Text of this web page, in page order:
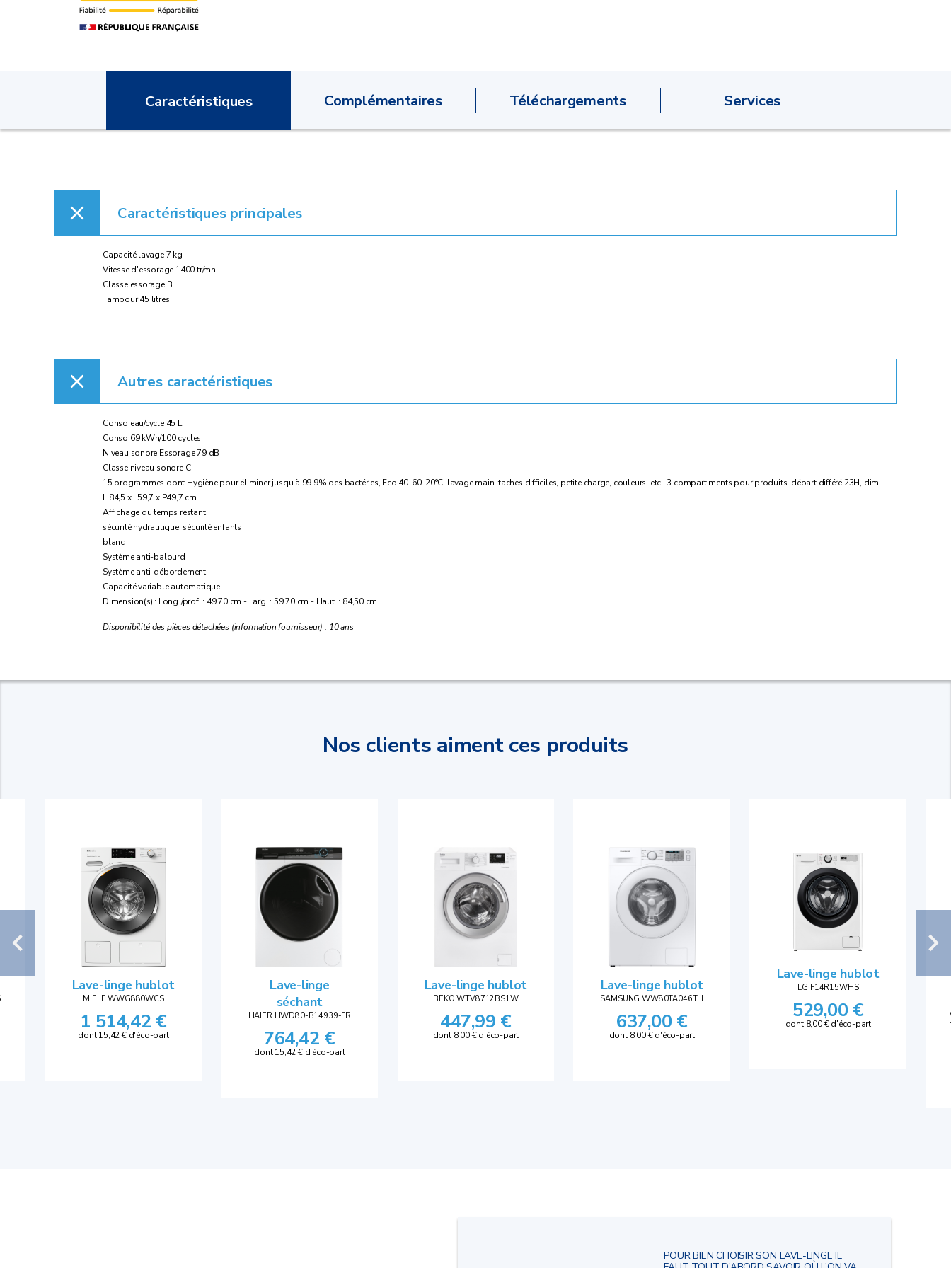
Caractéristiques Complémentaires Téléchargements Services
Caractéristiques principales
Capacité lavage 7 kg
Vitesse d'essorage 1400 tr/mn
Classe essorage B
Tambour 45 litres
Autres caractéristiques
Conso eau/cycle 45 L
Conso 69 kWh/100 cycles
Niveau sonore Essorage 79 dB
Classe niveau sonore C
15 programmes dont Hygiène pour éliminer jusqu'à 99.9% des bactéries, Eco 40-60, 20°C, lavage main, taches difficiles, petite charge, couleurs, etc., 3 compartiments pour produits, départ différé 23H, dim.
H84,5 x L59,7 x P49,7 cm
Affichage du temps restant
sécurité hydraulique, sécurité enfants
blanc
Système anti-balourd
Système anti-débordement
Capacité variable automatique
Dimension(s) : Long./prof. : 49,70 cm - Larg. : 59,70 cm - Haut. : 84,50 cm
Disponibilité des pièces détachées (information fournisseur) : 10 ans
Nos clients aiment ces produits
Lave-linge hublot
MIELE WWG880WCS
1 514,42 €
dont 15,42 € d'éco-part
Lave-linge
séchant
HAIER HWD80-B14939-FR
764,42 €
dont 15,42 € d'éco-part
Lave-linge hublot
BEKO WTV8712BS1W
447,99 €
dont 8,00 € d'éco-part
Lave-linge hublot
SAMSUNG WW80TA046TH
637,00 €
dont 8,00 € d'éco-part
Lave-linge hublot
LG F14R15WHS
529,00 €
dont 8,00 € d'éco-part
POUR BIEN CHOISIR SON LAVE-LINGE IL